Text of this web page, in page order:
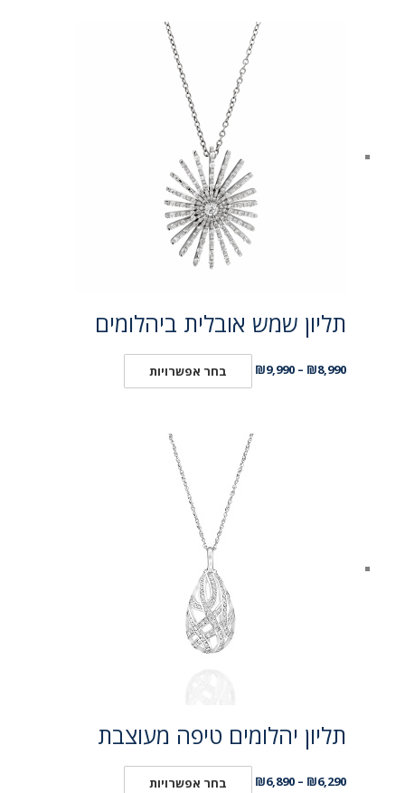
תליון שמש אובלית ביהלומים
₪8,990
–
₪9,990 בחר אפשרויות
תליון יהלומים טיפה מעוצבת
₪6,290
–
₪6,890 בחר אפשרויות